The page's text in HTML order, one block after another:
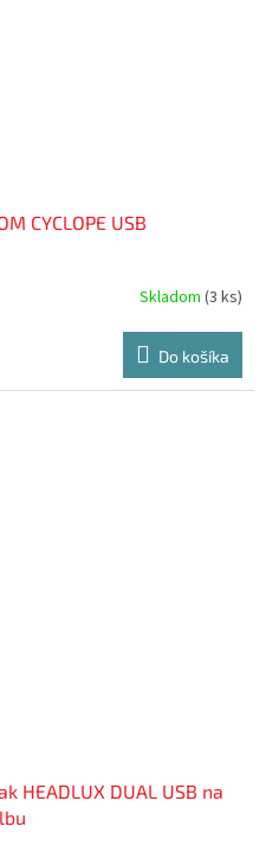
CYCLOPE USB
Skladom (3 ks)
Do košíka
HEADLUX DUAL USB na